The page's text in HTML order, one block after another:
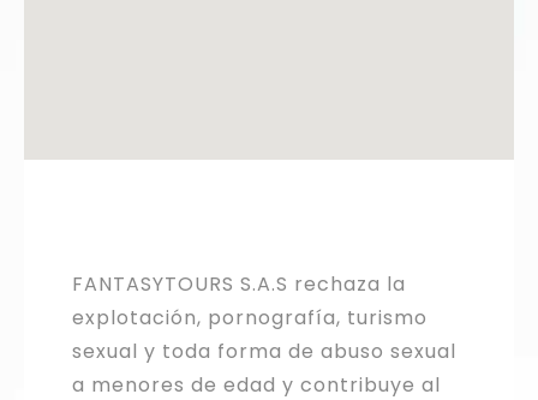
FANTASYTOURS S.A.S rechaza la
explotación, pornografía, turismo
sexual y toda forma de abuso sexual
a menores de edad y contribuye al